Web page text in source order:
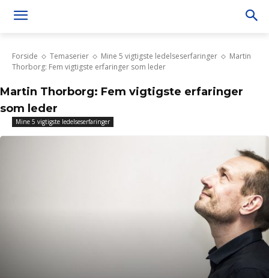
Forside Temaserier Mine 5 vigtigste ledelseserfaringer
Martin
Thorborg: Fem vigtigste erfaringer som leder
Martin Thorborg: Fem vigtigste erfaringer
som leder
Mine 5 vigtigste ledelseserfaringer